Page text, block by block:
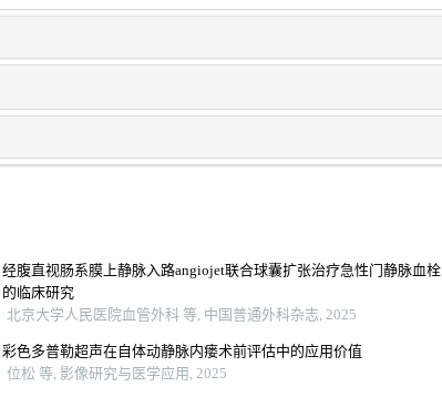
经腹直视肠系膜上静脉入路angiojet联合球囊扩张治疗急性门静脉血栓
的临床研究
北京大学人民医院血管外科 等, 中国普通外科杂志, 2025
彩色多普勒超声在自体动静脉内瘘术前评估中的应用价值
位松 等, 影像研究与医学应用, 2025